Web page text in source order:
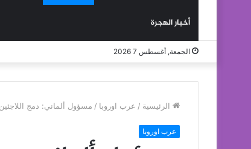
أخبار الهجرة
الجمعة, أغسطس 7 2026
الرئيسية / عرب اوروبا / مسؤول ألماني: دمج اللاجئين
عرب اوروبا